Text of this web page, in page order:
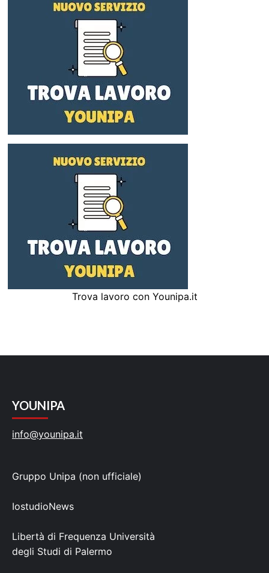
Trova lavoro con Younipa.it
YOUNIPA
info@younipa.it
Gruppo Unipa (non ufficiale)
IostudioNews
Libertà di Frequenza Università
degli Studi di Palermo